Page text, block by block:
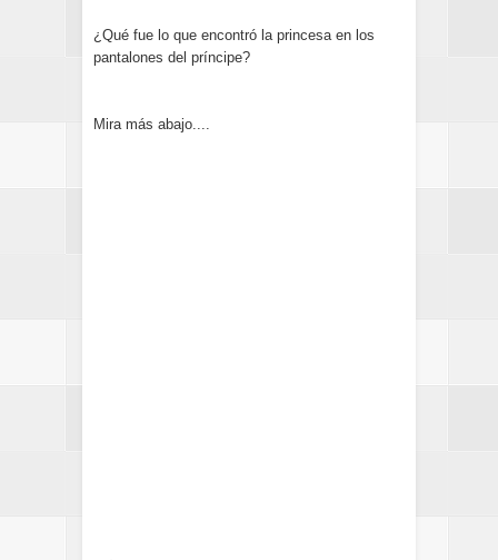
¿Qué fue lo que encontró la princesa en los
pantalones del príncipe?
Mira más abajo....